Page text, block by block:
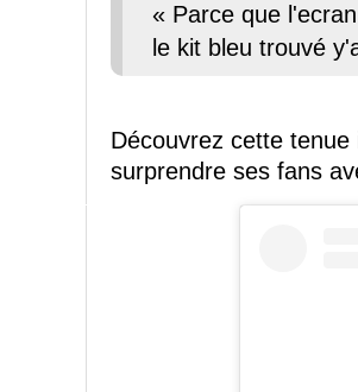
« Parce que
le kit bleu trouvé
Découvrez cette
surprendre ses fans